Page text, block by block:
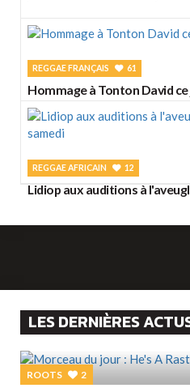
REGGAE FRANÇAIS 61
Hommage à Tonton David
REGGAE AFRICAIN 12
Lidiop aux auditions à
LES DERNIÈRES
ROOTS 2